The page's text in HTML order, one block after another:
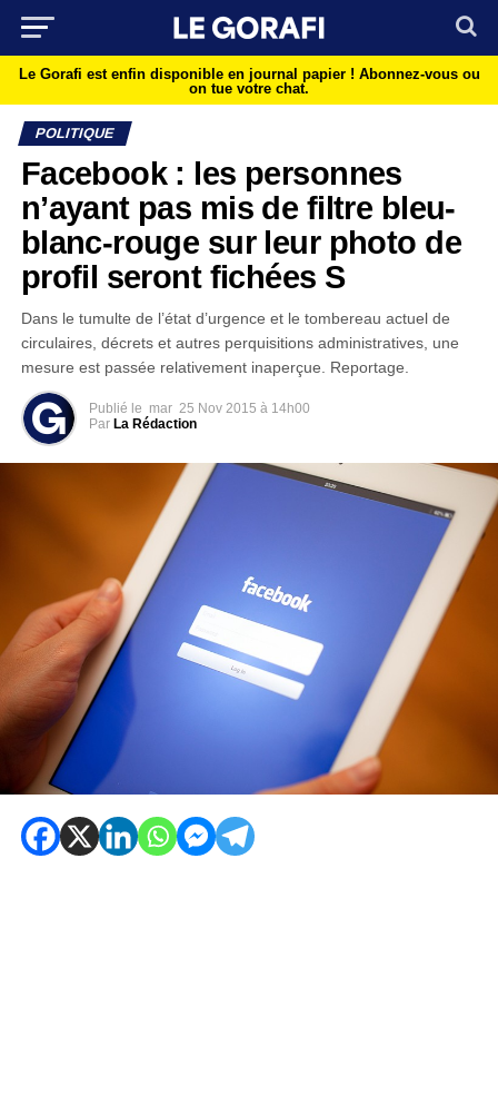
Le Gorafi est enfin disponible en journal papier ! Abonnez-vous ou
on tue votre chat.
POLITIQUE
Facebook : les personnes
n’ayant pas mis de filtre bleu-
blanc-rouge sur leur photo de
profil seront fichées S
Dans le tumulte de l’état d’urgence et le tombereau actuel de
circulaires, décrets et autres perquisitions administratives, une
mesure est passée relativement inaperçue. Reportage.
Publié le mar 25 Nov 2015 à 14h00
Par La Rédaction